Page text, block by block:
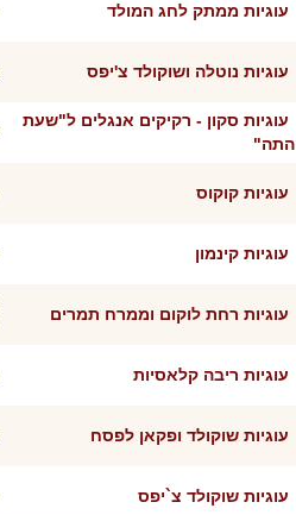
עוגיות ממתק לחג המולד
עוגיות נוטלה ושוקולד צ'יפס
עוגיות סקון - רקיקים אנגלים ל"שעת
התה"
עוגיות קוקוס
עוגיות קינמון
עוגיות רחת לוקום וממרח תמרים
עוגיות ריבה קלאסיות
עוגיות שוקולד ופקאן לפסח
עוגיות שוקולד צ`יפס